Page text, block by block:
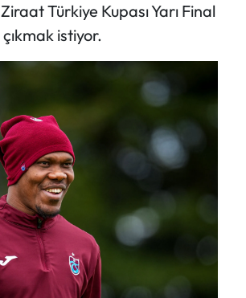
Türkiye Kupası Yarı Final
istiyor.